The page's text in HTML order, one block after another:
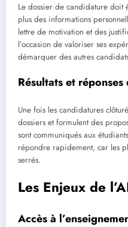
Le dossier de candidature doit
plus des informations
lettre de motivation et des
l’occasion de valoriser ses
démarquer des autres
Résultats et
Une fois les candidatures
dossiers et formulent des
sont communiqués aux
répondre rapidement, car les
serrés.
Les Enjeux de
Accès à